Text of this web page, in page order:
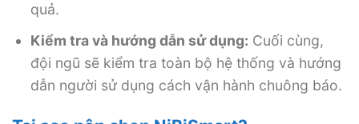
quả.
Kiểm tra và hướng dẫn sử dụng: Cuối cùng,
đội ngũ sẽ kiểm tra toàn bộ hệ thống và hướng
dẫn người sử dụng cách vận hành chuông báo.